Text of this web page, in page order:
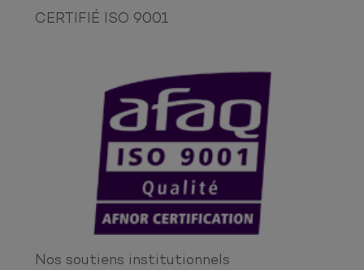
CERTIFIÉ ISO 9001
Nos soutiens institutionnels